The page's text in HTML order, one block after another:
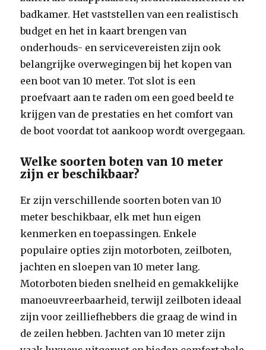
badkamer. Het vaststellen van een realistisch
budget en het in kaart brengen van
onderhouds- en servicevereisten zijn ook
belangrijke overwegingen bij het kopen van
een boot van 10 meter. Tot slot is een
proefvaart aan te raden om een goed beeld te
krijgen van de prestaties en het comfort van
de boot voordat tot aankoop wordt overgegaan.
Welke soorten boten van 10 meter
zijn er beschikbaar?
Er zijn verschillende soorten boten van 10
meter beschikbaar, elk met hun eigen
kenmerken en toepassingen. Enkele
populaire opties zijn motorboten, zeilboten,
jachten en sloepen van 10 meter lang.
Motorboten bieden snelheid en gemakkelijke
manoeuvreerbaarheid, terwijl zeilboten ideaal
zijn voor zeilliefhebbers die graag de wind in
de zeilen hebben. Jachten van 10 meter zijn